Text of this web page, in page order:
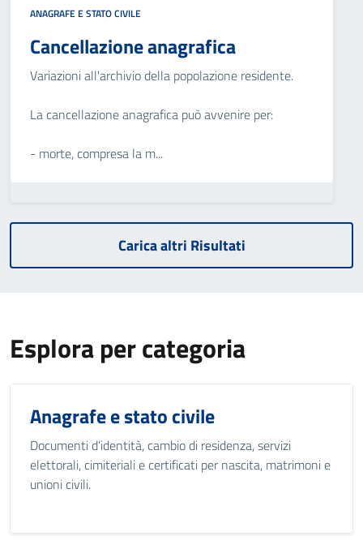
ANAGRAFE E STATO CIVILE
Cancellazione anagrafica
Variazioni all'archivio della popolazione residente.
La cancellazione anagrafica può avvenire per:
- morte, compresa la m...
Carica altri Risultati
Esplora per categoria
Anagrafe e stato civile
Documenti d’identità, cambio di residenza, servizi
elettorali, cimiteriali e certificati per nascita, matrimoni e
unioni civili.